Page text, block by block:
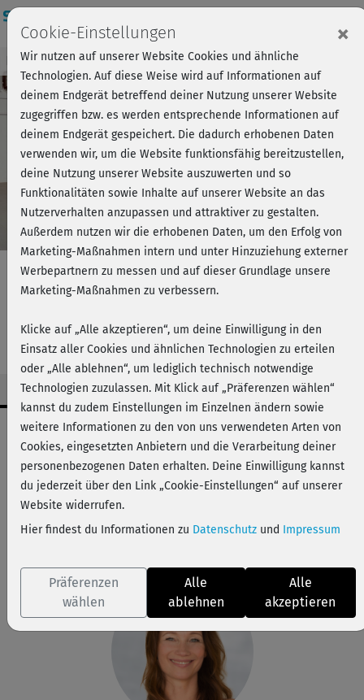
Play
Video
Kursvorschau - Jetzt mitmachen!
Gesund in Bewegung 2 -
geschmeidige Wirbelsäule
Workout-Facts
mittelschwer
23 Min
68 kcal
Anette Alvaredo
Cookie-Einstellungen ×
Wir nutzen auf unserer Website Cookies und ähnliche
Technologien. Auf diese Weise wird auf Informationen auf
deinem Endgerät betreffend deiner Nutzung unserer Website
zugegriffen bzw. es werden entsprechende Informationen auf
deinem Endgerät gespeichert. Die dadurch erhobenen Daten
verwenden wir, um die Website funktionsfähig bereitzustellen,
deine Nutzung unserer Website auszuwerten und so
Funktionalitäten sowie Inhalte auf unserer Website an das
Nutzerverhalten anzupassen und attraktiver zu gestalten.
Außerdem nutzen wir die erhobenen Daten, um den Erfolg von
Marketing-Maßnahmen intern und unter Hinzuziehung externer
Werbepartnern zu messen und auf dieser Grundlage unsere
Marketing-Maßnahmen zu verbessern.
Klicke auf „Alle akzeptieren“, um deine Einwilligung in den
Einsatz aller Cookies und ähnlichen Technologien zu erteilen
oder „Alle ablehnen“, um lediglich technisch notwendige
Technologien zuzulassen. Mit Klick auf „Präferenzen wählen“
kannst du zudem Einstellungen im Einzelnen ändern sowie
weitere Informationen zu den von uns verwendeten Arten von
Cookies, eingesetzten Anbietern und die Verarbeitung deiner
personenbezogenen Daten erhalten. Deine Einwilligung kannst
du jederzeit über den Link „Cookie-Einstellungen“ auf unserer
Website widerrufen.
Hier findest du Informationen zu Datenschutz und Impressum
Präferenzen
wählen
Alle
ablehnen
Alle
akzeptieren